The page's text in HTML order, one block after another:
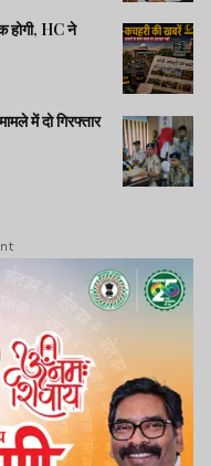
होगी, HC ने
में दो गिरफ्तार